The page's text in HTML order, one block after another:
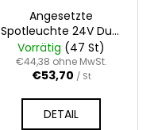
Angesetzte
Spotleuchte 24V Dual
White D73 18W IP65
Vorrätig (47 St)
€44,38 ohne MwSt.
€53,70 / St
DETAIL